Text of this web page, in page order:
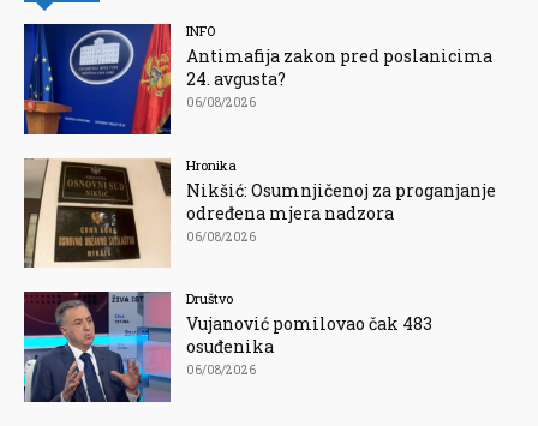
INFO
Antimafija zakon pred poslanicima
24. avgusta?
06/08/2026
Hronika
Nikšić: Osumnjičenoj za proganjanje
određena mjera nadzora
06/08/2026
Društvo
Vujanović pomilovao čak 483
osuđenika
06/08/2026